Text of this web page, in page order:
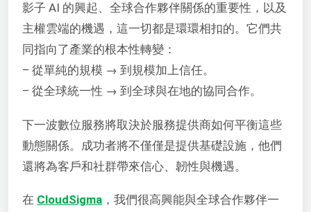
影子 AI 的興起、全球合作夥伴關係的重要性，以及
主權雲端的機遇，這一切都是環環相扣的。它們共
同指向了產業的根本性轉變：
– 從單純的規模 → 到規模加上信任。
– 從全球統一性 → 到全球與在地的協同合作。
下一波數位服務將取決於服務提供商如何平衡這些
動態關係。成功者將不僅僅是提供基礎設施，他們
還將為客戶和社群帶來信心、韌性與機遇。
在 CloudSigma ，我們很高興能與全球合作夥伴一